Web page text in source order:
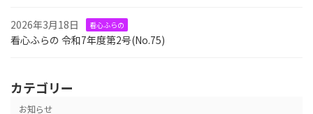
2026年3月18日 看心ふらの
看心ふらの 令和7年度第2号(No.75)
カテゴリー
お知らせ